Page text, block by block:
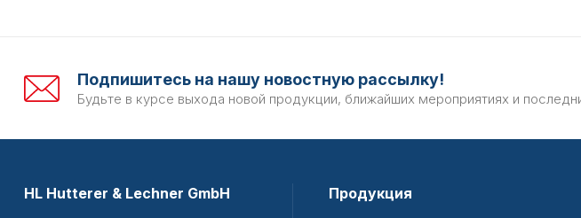
Подпишитесь на нашу новостную рассылку!
Будьте в курсе выхода новой продукции, ближайших мероприятиях и
HL Hutterer & Lechner GmbH Продукция